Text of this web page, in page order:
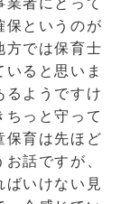
者にとって
保というのが
方では保育士
ると思いま
るようですけ
ちっと守って
保育は先ほど
話ですが、
ばいけない見